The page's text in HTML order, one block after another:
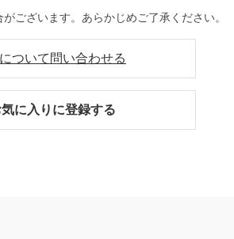
ございます。あらかじめご了承ください。
ついて問い合わせる
に入りに登録する